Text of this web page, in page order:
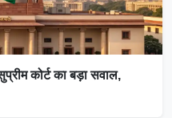
कोर्ट का बड़ा सवाल,